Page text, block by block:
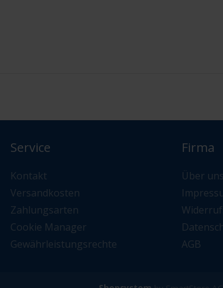
Service
Kontakt
Versandkosten
Zahlungsarten
Cookie Manager
Gewährleistungsrechte
Firma
Über uns
AGB